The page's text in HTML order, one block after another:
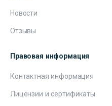
Новости
Отзывы
Правовая информация
Контактная информация
Лицензии и сертификаты